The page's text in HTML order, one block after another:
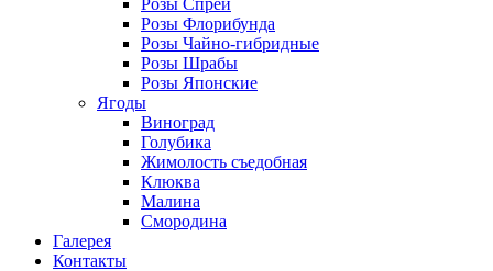
Розы Флорибунда
Розы Чайно-гибридные
Розы Шрабы
Розы Японские
Ягоды
Виноград
Голубика
Жимолость съедобная
Клюква
Малина
Смородина
Галерея
Контакты